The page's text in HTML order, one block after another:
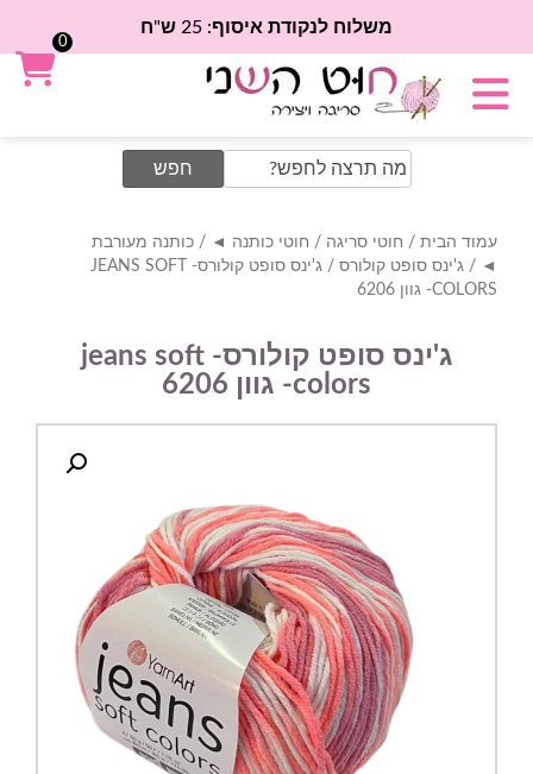
משלוח לנקודת איסוף: 25 ש"ח
Search
for:
עמוד הבית / חוטי סריגה / חוטי כותנה ◄ / כותנה מעורבת
◄
/ ג'ינס סופט קולורס
/ ג'ינס סופט קולורס- JEANS SOFT
COLORS- גוון 6206
ג'ינס סופט קולורס- jeans soft
colors- גוון 6206
0